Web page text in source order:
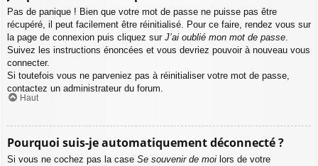
Pas de panique ! Bien que votre mot de passe ne puisse pas être
récupéré, il peut facilement être réinitialisé. Pour ce faire, rendez vous sur
la page de connexion puis cliquez sur J’ai oublié mon mot de passe
Suivez les instructions énoncées et vous devriez pouvoir à nouveau vous
connecter.
Si toutefois vous ne parveniez pas à réinitialiser votre mot de passe,
contactez un administrateur du forum.
Haut
Pourquoi suis-je automatiquement déconnecté ?
Si vous ne cochez pas la case Se souvenir de moi lors de votre